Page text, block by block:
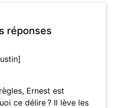
réponses
Ernest est
ce délire ? Il lève les